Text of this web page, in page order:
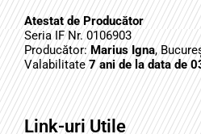
Atestat de Producător
Seria IF Nr. 0106903
Producător:Marius Igna,
Valabilitate7 ani de la data de
Link-uri Utile